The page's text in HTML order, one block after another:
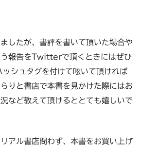
ましたが、書評を書いて頂いた場合や
う報告をTwitterで頂くときにはぜひ
シュタグを付けて呟いて頂ければ
りと書店で本書を見かけた際にはお
など教えて頂けるととても嬉しいで
アル書店問わず、本書をお買い上げ